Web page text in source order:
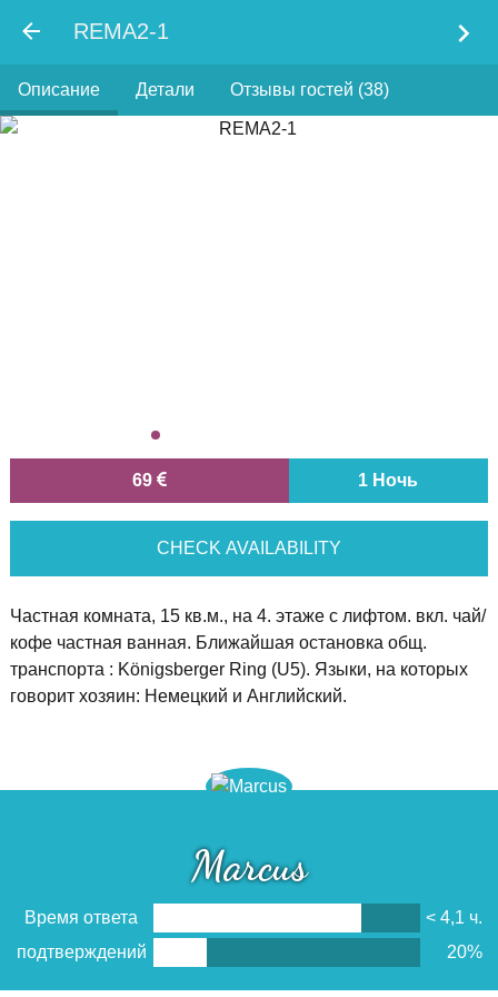
REMA2-1 chevron_right
Описание Детали Отзывы гостей (38)
69 1 Ночь
CHECK AVAILABILITY
Частная комната, 15 кв.м., на 4. этаже с лифтом. вкл. чай/
кофе частная ванная. Ближайшая остановка общ.
транспорта : Königsberger Ring (U5). Языки, на которых
говорит хозяин: Немецкий и Английский.
Marcus
Время ответа
< 4,1 ч.
подтверждений
20%